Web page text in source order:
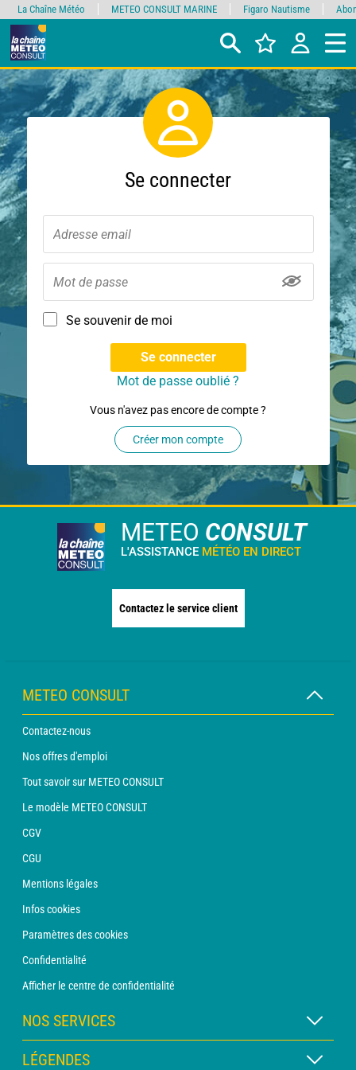
Se connecter
Se souvenir de moi
Se connecter
Mot de passe oublié ?
Vous n'avez pas encore de compte ?
Créer mon compte
METEO CONSULT
L'ASSISTANCE MÉTÉO EN DIRECT
Contactez le service client
METEO CONSULT
Contactez-nous
Nos offres d'emploi
Tout savoir sur METEO CONSULT
Le modèle METEO CONSULT
CGV
CGU
Mentions légales
Infos cookies
Paramètres des cookies
Confidentialité
Afficher le centre de confidentialité
NOS SERVICES
Abonnement METEO Xpert
LÉGENDES
La Chaîne Météo METEO CONSULT MARINE Figaro Nautisme